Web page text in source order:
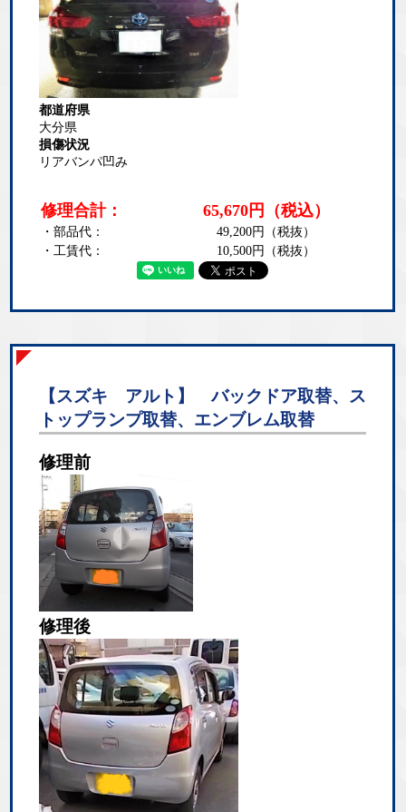
都道府県
大分県
損傷状況
リアバンパ凹み
修理合計： 65,670円 （税込）
・部品代： 49,200円（税抜）
・工賃代：
10,500円（税抜）
【スズキ アルト】 バックドア取替、ス
トップランプ取替、エンブレム取替
修理前
修理後